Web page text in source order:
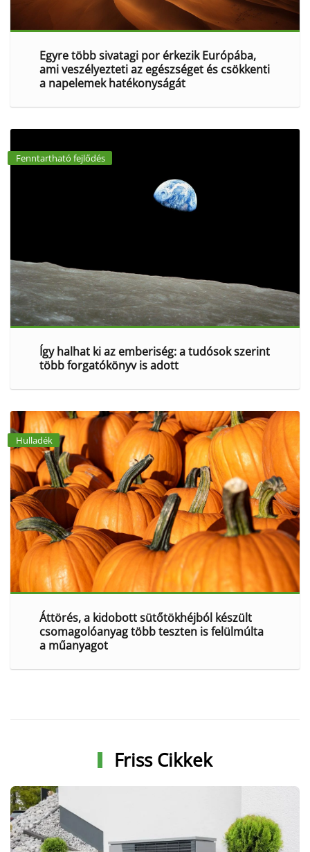
Egyre több sivatagi por érkezik Európába,
ami veszélyezteti az egészséget és csökkenti
a napelemek hatékonyságát
Fenntartható fejlődés
Így halhat ki az emberiség: a tudósok szerint
több forgatókönyv is adott
Hulladék
Áttörés, a kidobott sütőtökhéjból készült
csomagolóanyag több teszten is felülmúlta
a műanyagot
Friss Cikkek